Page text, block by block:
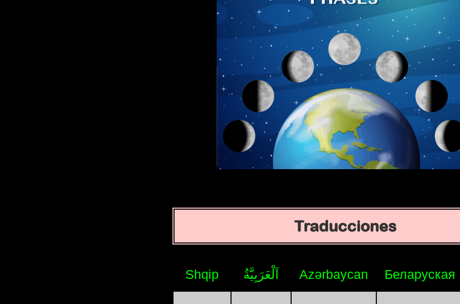
Traducciones
Shqip اَلْعَرَبِيَّةُ Azərbaycan Беларуская